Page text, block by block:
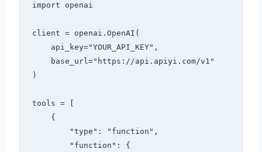
import openai
client = openai.OpenAI(
)
tools = [